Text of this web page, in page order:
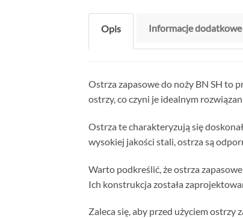
Opis Informacje dodatkowe
Ostrza zapasowe do noży BN SH to
ostrzy, co czyni je idealnym
Ostrza te charakteryzują się
wysokiej jakości stali, ostrza są
Warto podkreślić, że ostrza
Ich konstrukcja została
Zaleca się, aby przed użyciem